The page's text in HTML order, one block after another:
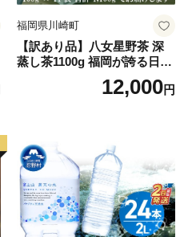
福岡県川崎町
【訳あり品】八女星野茶 深
蒸し茶1100g 福岡が誇る日本
茶_ 訳アリ 常温 お茶 茶袋 常
備品 おちゃ ocha 茶葉 緑茶
小分け お土産 お取り寄せ グ
ルメ 福岡 九州 福岡県 国産
日本 ふかむし茶 ふかむし 家
庭用 自宅用 ちゃ りょくちゃ
ふかむしちゃ 急須 甘み 川崎
町 送料無料
12,000円